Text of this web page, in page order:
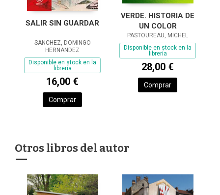
SALIR SIN GUARDAR
SANCHEZ, DOMINGO
HERNANDEZ
Disponible en stock en la
librería
16,00 €
Comprar
VERDE. HISTORIA DE
UN COLOR
PASTOUREAU, MICHEL
Disponible en stock en la
librería
28,00 €
Comprar
Otros libros del autor